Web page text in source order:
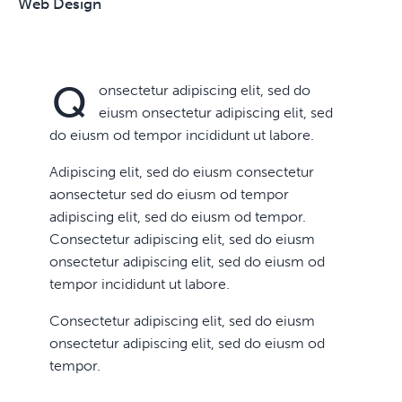
Web Design
Q
onsectetur adipiscing elit, sed do
eiusm onsectetur adipiscing elit, sed
do eiusm od tempor incididunt ut labore.
Adipiscing elit, sed do eiusm consectetur
aonsectetur sed do eiusm od tempor
adipiscing elit, sed do eiusm od tempor.
Consectetur adipiscing elit, sed do eiusm
onsectetur adipiscing elit, sed do eiusm od
tempor incididunt ut labore.
Consectetur adipiscing elit, sed do eiusm
onsectetur adipiscing elit, sed do eiusm od
tempor.